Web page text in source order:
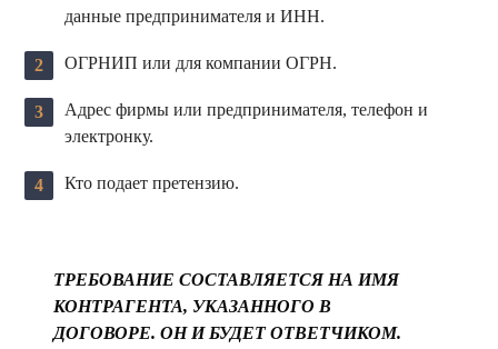
данные предпринимателя и ИНН.
ОГРНИП или для компании ОГРН.
Адрес фирмы или предпринимателя, телефон и
электронку.
Кто подает претензию.
ТРЕБОВАНИЕ СОСТАВЛЯЕТСЯ НА ИМЯ
КОНТРАГЕНТА, УКАЗАННОГО В
ДОГОВОРЕ. ОН И БУДЕТ ОТВЕТЧИКОМ.